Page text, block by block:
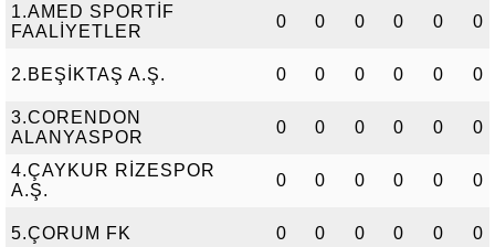
1.AMED SPORTİF
FAALİYETLER
0 0 0 0 0 0
2.BEŞİKTAŞ A.Ş. 0 0 0 0 0 0
3.CORENDON
ALANYASPOR
0 0 0 0 0 0
4.ÇAYKUR RİZESPOR
A.Ş.
0 0 0 0 0 0
5.ÇORUM FK 0 0 0 0 0 0